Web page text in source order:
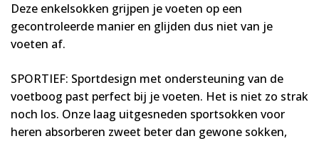
Deze enkelsokken grijpen je voeten op een
gecontroleerde manier en glijden dus niet van je
voeten af.
SPORTIEF: Sportdesign met ondersteuning van de
voetboog past perfect bij je voeten. Het is niet zo strak
noch los. Onze laag uitgesneden sportsokken voor
heren absorberen zweet beter dan gewone sokken,